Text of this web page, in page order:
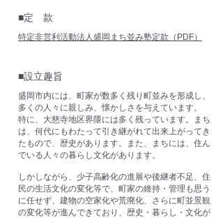
■定 款
特定非営利活動法人盛岡まち並み塾定款（PDF）
■設立趣旨
盛岡市内には、町家が数多く残り町並みを形成し、
多くの人々に親しみ、懐かしさを与えています。
特に、大慈寺地区界隈には多く残っています。
まち
は、何代にもわたって引き継がれて出来上がってき
たもので、歴史があります。
また、まちには、住ん
でいる人々の暮らし文化があります。
しかしながら、少子高齢化の進展や後継者不足、住
民の生活文化の変化等で、町家の維持・管理も思う
に任せず、 建物の空家化や荒廃化、さらに町並景観
の変化等が進んできており、 歴史・暮らし・文化が